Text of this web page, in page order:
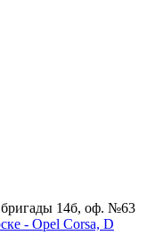
бригады 14б, оф. №63